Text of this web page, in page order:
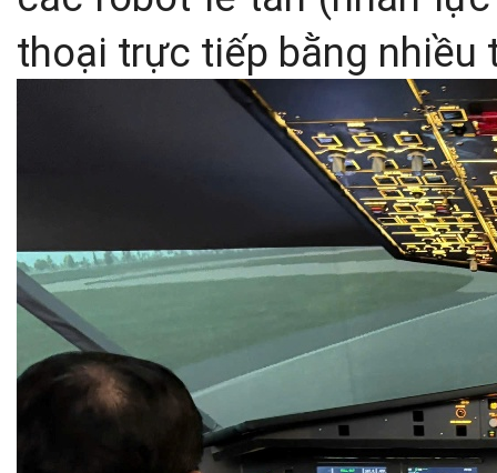
thoại trực tiếp bằng nhiều